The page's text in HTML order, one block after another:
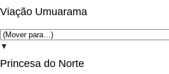
Viação Umuarama
▼
Princesa do Norte